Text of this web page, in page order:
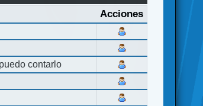
Acciones
contarlo